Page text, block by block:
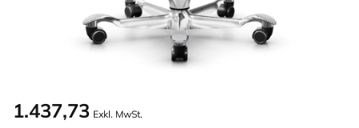
1.437,73 Exkl. MwSt.